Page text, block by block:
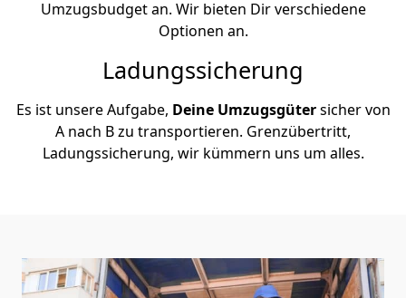
Umzugsbudget an. Wir bieten Dir verschiedene
Optionen an.
Ladungssicherung
Es ist unsere Aufgabe, Deine Umzugsgütersicher von
A nach B zu transportieren. Grenzübertritt,
Ladungssicherung, wir kümmern uns um alles.